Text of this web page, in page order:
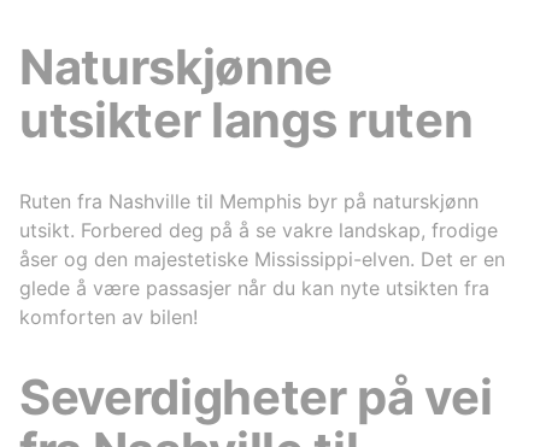
Naturskjønne
utsikter langs ruten
Ruten fra Nashville til Memphis byr på naturskjønn
utsikt. Forbered deg på å se vakre landskap, frodige
åser og den majestetiske Mississippi-elven. Det er en
glede å være passasjer når du kan nyte utsikten fra
komforten av bilen!
Severdigheter på vei